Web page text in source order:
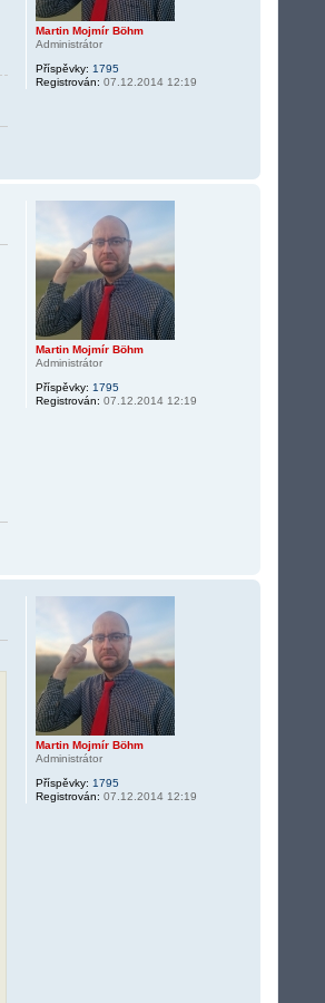
Martin Mojmír Böhm
Administrátor
Příspěvky: 1795
Registrován: 07.12.2014 12:19
Martin Mojmír Böhm
Administrátor
Příspěvky: 1795
Registrován: 07.12.2014 12:19
Martin Mojmír Böhm
Administrátor
Příspěvky: 1795
Registrován: 07.12.2014 12:19